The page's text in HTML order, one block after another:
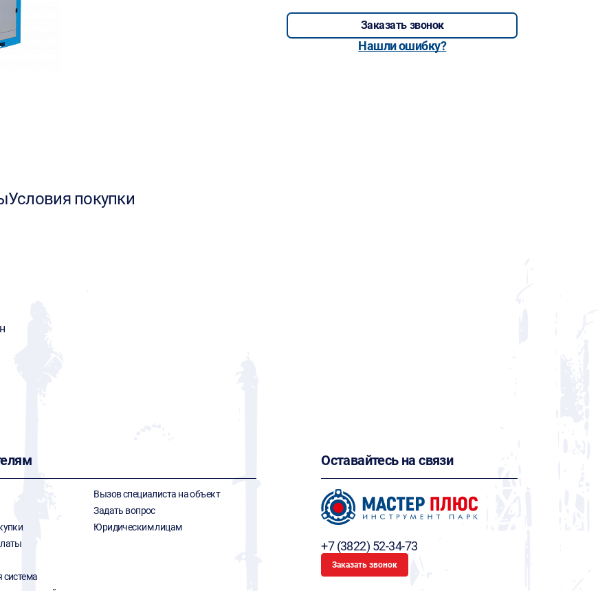
Заказать звонок
Нашли ошибку?
Условия покупки
система
Вызов специалиста на объект
Задать вопрос
Юридическим лицам
Оставайтесь на связи
+7 (3822) 52-34-73
Заказать звонок